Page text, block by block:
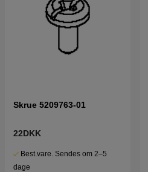
Skrue 5209763-01
22DKK
Best.vare. Sendes om 2–5
dage